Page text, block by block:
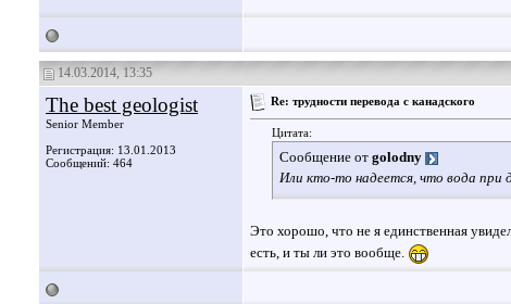
14.03.2014, 13:35
The best geologist
Senior Member
Регистрация: 13.01.2013
Сообщений: 464
Re: трудности перевода с канадского
Цитата:
Сообщение от golodny
Или кто-то надеется, что вода при
Это хорошо, что не я единственная
есть, и ты ли это вообще.